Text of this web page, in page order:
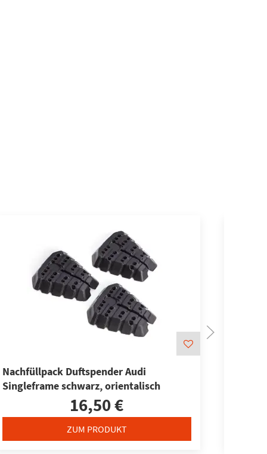
Nachfüllpack Duftspender Audi
Singleframe schwarz, orientalisch
16,50 €
ZUM PRODUKT